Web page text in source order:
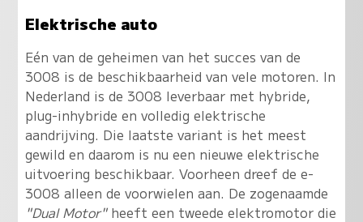
Elektrische auto
Eén van de geheimen van het succes van de
3008 is de beschikbaarheid van vele motoren. In
Nederland is de 3008 leverbaar met hybride,
plug-inhybride en volledig elektrische
aandrijving. Die laatste variant is het meest
gewild en daarom is nu een nieuwe elektrische
uitvoering beschikbaar. Voorheen dreef de e-
3008 alleen de voorwielen aan. De zogenaamde
"Dual Motor"heeft een tweede elektromotor die